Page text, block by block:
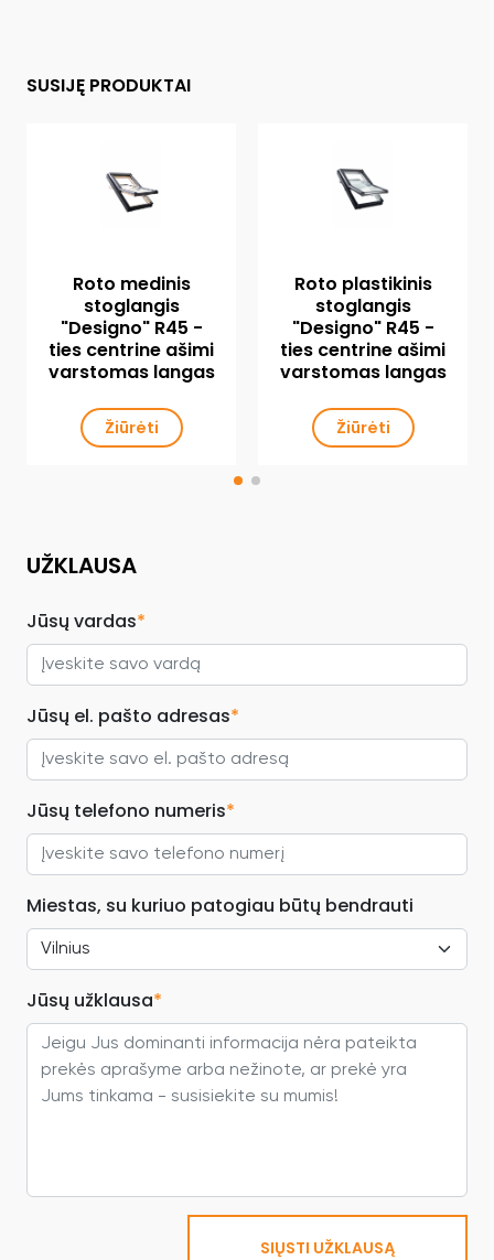
SUSIJĘ PRODUKTAI
Roto medinis
stoglangis
"Designo" R45 -
ties centrine ašimi
varstomas langas
Žiūrėti
Roto plastikinis
stoglangis
"Designo" R45 -
ties centrine ašimi
varstomas langas
Žiūrėti
UŽKLAUSA
Jūsų vardas*
Jūsų el. pašto adresas*
Jūsų telefono numeris*
Miestas, su kuriuo patogiau būtų bendrauti
Jūsų užklausa*
SIŲSTI UŽKLAUSĄ